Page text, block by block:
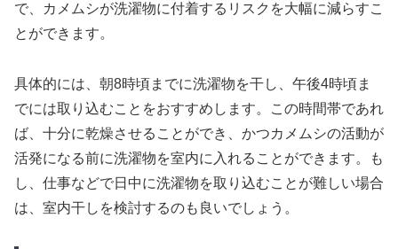
で、カメムシが洗濯物に付着するリスクを大幅に減らすこ
とができます。
具体的には、朝8時頃までに洗濯物を干し、午後4時頃ま
でには取り込むことをおすすめします。この時間帯であれ
ば、十分に乾燥させることができ、かつカメムシの活動が
活発になる前に洗濯物を室内に入れることができます。も
し、仕事などで日中に洗濯物を取り込むことが難しい場合
は、室内干しを検討するのも良いでしょう。